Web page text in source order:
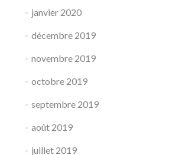
janvier 2020
décembre 2019
novembre 2019
octobre 2019
septembre 2019
août 2019
juillet 2019